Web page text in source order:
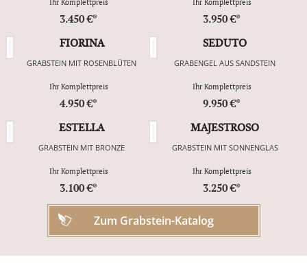
Ihr Komplettpreis
3.450 €*
Ihr Komplettpreis
3.950 €*
FIORINA
GRABSTEIN MIT ROSENBLÜTEN
Ihr Komplettpreis
4.950 €*
SEDUTO
GRABENGEL AUS SANDSTEIN
Ihr Komplettpreis
9.950 €*
ESTELLA
GRABSTEIN MIT BRONZE
Ihr Komplettpreis
3.100 €*
MAJESTROSO
GRABSTEIN MIT SONNENGLAS
Ihr Komplettpreis
3.250 €*
Zum Grabstein-Katalog